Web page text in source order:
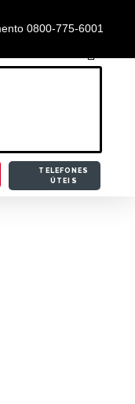
0800-775-6001
TELEFONES
ÚTEIS